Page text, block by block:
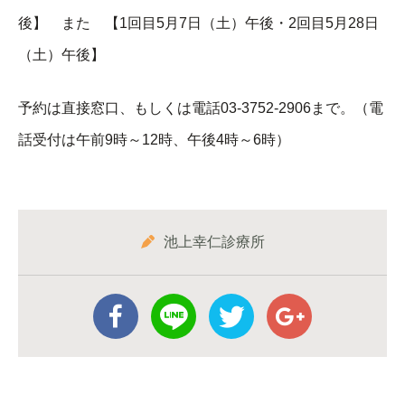
後】 また 【1回目5月7日（土）午後・2回目5月28日
（土）午後】
予約は直接窓口、もしくは電話03-3752-2906まで。（電
話受付は午前9時～12時、午後4時～6時）
池上幸仁診療所